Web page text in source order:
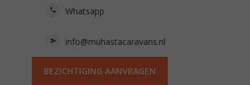
Whatsapp
info@muhastacaravans.nl
BEZICHTIGING AANVRAGEN